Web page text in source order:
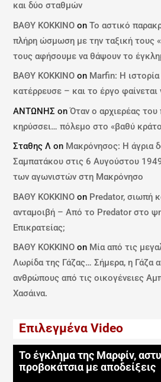
και δύο σταθμών
ΒΑΘΥ ΚΟΚΚΙΝΟ onΤο αστικό
πλήρη ώσμωση με την ταξική τους
τους αφήσουμε να θάψουν το
ΒΑΘΥ ΚΟΚΚΙΝΟ on Marfin: Η
κατέρρευσε – και το έργο φαίνεται
ΑΝΤΩΝΗΣ onΌταν ο αρχιερέας
κηρύσσει… πόλεμο στο «βαθύ
Σταθης Λ on Μακρόνησος: Η άγρια
Σαμπατάκου στις 6 Αυγούστου
των αγωνιστών στη Μακρόνησο
ΒΑΘΥ ΚΟΚΚΙΝΟ on Predator, σιωπή
ανταμοιβή – Από το Predator στο
Επικρατείας;
ΒΑΘΥ ΚΟΚΚΙΝΟ on Μία από τις
Λωρίδα της Γάζας… Σήμερα, η Γάζα
ανθρώπους από τις οικογένειες
Χασάινα.
Επιλεγμένα Video
Το έγκλημα της Μαρφίν,
προβοκάτσια με αποδείξεις